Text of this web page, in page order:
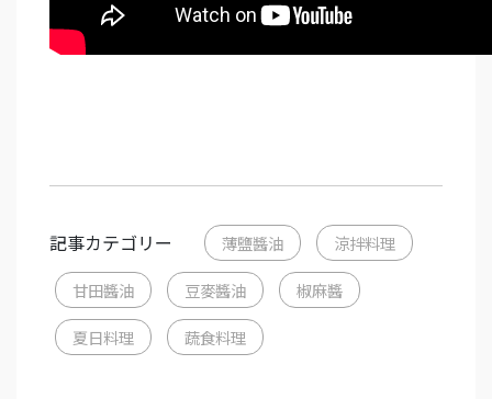
記事カテゴリー 薄鹽醬油 涼拌料理
甘田醬油 豆麥醬油 椒麻醬
夏日料理 蔬食料理